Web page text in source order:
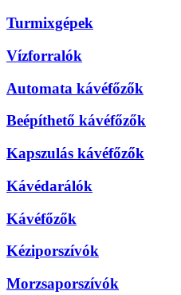
Turmixgépek
Vízforralók
Automata kávéfőzők
Beépíthető kávéfőzők
Kapszulás kávéfőzők
Kávédarálók
Kávéfőzők
Kéziporszívók
Morzsaporszívók